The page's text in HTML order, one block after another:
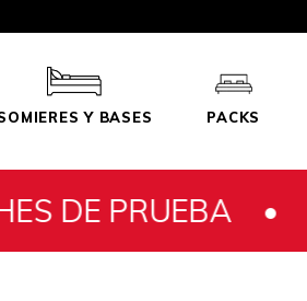
Y BASES PACKS
•100